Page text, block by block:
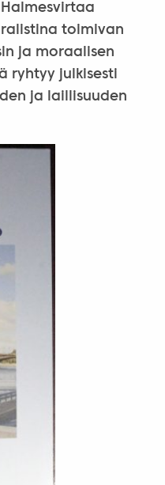
toimivan
ja moraalisen
ryhtyy julkisesti
ja laillisuuden